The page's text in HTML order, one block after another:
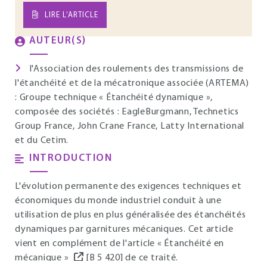
LIRE L’ARTICLE
AUTEUR(S)
l'Association des roulements des transmissions de
l'étanchéité et de la mécatronique associée (ARTEMA)
: Groupe technique « Étanchéité dynamique »,
composée des sociétés : EagleBurgmann, Technetics
Group France, John Crane France, Latty International
et du Cetim.
INTRODUCTION
L'évolution permanente des exigences techniques et
économiques du monde industriel conduit à une
utilisation de plus en plus généralisée des étanchéités
dynamiques par garnitures mécaniques. Cet article
vient en complément de l'article « Étanchéité en
mécanique »
[B 5 420] de ce traité.